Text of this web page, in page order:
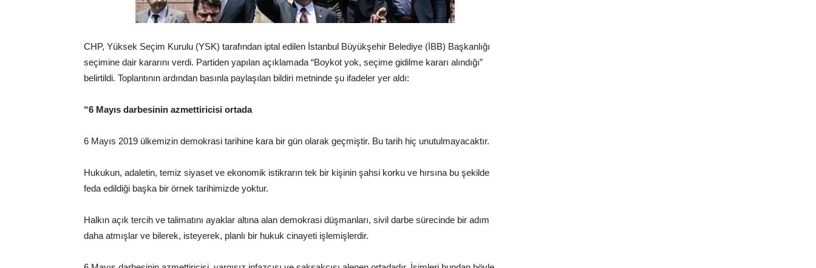
CHP, Yüksek Seçim Kurulu (YSK) tarafından iptal edilen İstanbul Büyükşehir Belediye (İBB) Başkanlığı
seçimine dair kararını verdi. Partiden yapılan açıklamada “Boykot yok, seçime gidilme kararı alındığı”
belirtildi. Toplantının ardından basınla paylaşılan bildiri metninde şu ifadeler yer aldı:
“6 Mayıs darbesinin azmettiricisi ortada
6 Mayıs 2019 ülkemizin demokrasi tarihine kara bir gün olarak geçmiştir. Bu tarih hiç unutulmayacaktır.
Hukukun, adaletin, temiz siyaset ve ekonomik istikrarın tek bir kişinin şahsi korku ve hırsına bu şekilde
feda edildiği başka bir örnek tarihimizde yoktur.
Halkın açık tercih ve talimatını ayaklar altına alan demokrasi düşmanları, sivil darbe sürecinde bir adım
daha atmışlar ve bilerek, isteyerek, planlı bir hukuk cinayeti işlemişlerdir.